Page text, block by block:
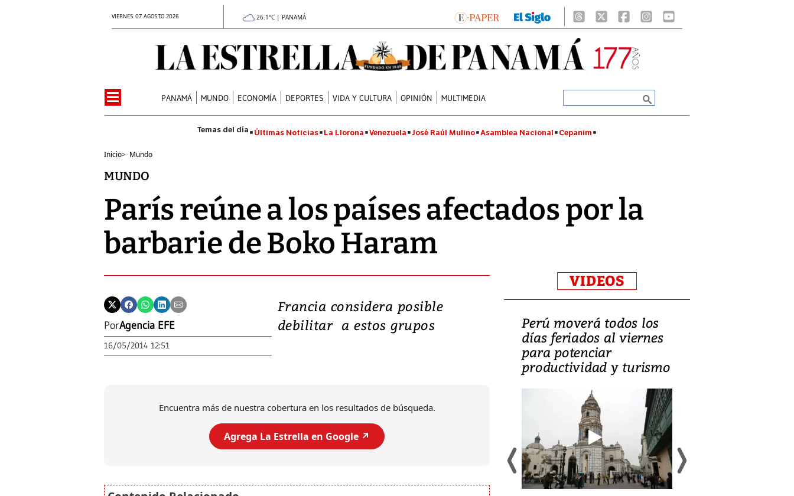
VIERNES 07 AGOSTO 2026 26.1°C | PANAMÁ
PANAMÁ MUNDO ECONOMÍA DEPORTES VIDA Y CULTURA OPINIÓN MULTIMEDIA
Últimas Noticias La Llorona Venezuela José Raúl Mulino Asamblea Nacional Cepanim
Inicio> Mundo
MUNDO
París reúne a los países afectados por la
barbarie de Boko Haram
PorAgencia EFE
16/05/2014 12:51
Francia considera posible
debilitar a estos grupos
Encuentra más de nuestra cobertura en los resultados de búsqueda.
Agrega La Estrella en Google ↗️
VIDEOS
Video: Lula lanza su
candidatura con
Perú moverá todos los
días feriados al viernes
para potenciar
productividad y turismo